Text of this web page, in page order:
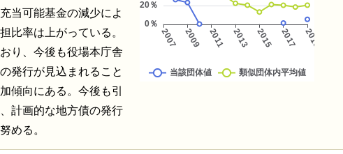
当可能基金の減少によ
比率は上がっている。
り、今後も役場本庁舎
発行が見込まれること
傾向にある。今後も引
計画的な地方債の発行
める。